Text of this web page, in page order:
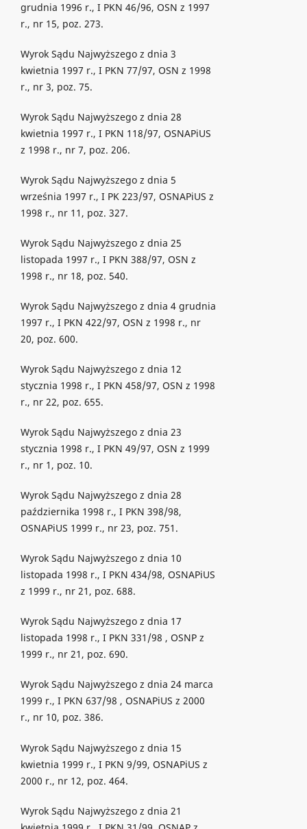
grudnia 1996 r., I PKN 46/96, OSN z 1997
r., nr 15, poz. 273.
Wyrok Sądu Najwyższego z dnia 3
kwietnia 1997 r., I PKN 77/97, OSN z 1998
r., nr 3, poz. 75.
Wyrok Sądu Najwyższego z dnia 28
kwietnia 1997 r., I PKN 118/97, OSNAPiUS
z 1998 r., nr 7, poz. 206.
Wyrok Sądu Najwyższego z dnia 5
września 1997 r., I PK 223/97, OSNAPiUS z
1998 r., nr 11, poz. 327.
Wyrok Sądu Najwyższego z dnia 25
listopada 1997 r., I PKN 388/97, OSN z
1998 r., nr 18, poz. 540.
Wyrok Sądu Najwyższego z dnia 4 grudnia
1997 r., I PKN 422/97, OSN z 1998 r., nr
20, poz. 600.
Wyrok Sądu Najwyższego z dnia 12
stycznia 1998 r., I PKN 458/97, OSN z 1998
r., nr 22, poz. 655.
Wyrok Sądu Najwyższego z dnia 23
stycznia 1998 r., I PKN 49/97, OSN z 1999
r., nr 1, poz. 10.
Wyrok Sądu Najwyższego z dnia 28
października 1998 r., I PKN 398/98,
OSNAPiUS 1999 r., nr 23, poz. 751.
Wyrok Sądu Najwyższego z dnia 10
listopada 1998 r., I PKN 434/98, OSNAPiUS
z 1999 r., nr 21, poz. 688.
Wyrok Sądu Najwyższego z dnia 17
listopada 1998 r., I PKN 331/98 , OSNP z
1999 r., nr 21, poz. 690.
Wyrok Sądu Najwyższego z dnia 24 marca
1999 r., I PKN 637/98 , OSNAPiUS z 2000
r., nr 10, poz. 386.
Wyrok Sądu Najwyższego z dnia 15
kwietnia 1999 r., I PKN 9/99, OSNAPiUS z
2000 r., nr 12, poz. 464.
Wyrok Sądu Najwyższego z dnia 21